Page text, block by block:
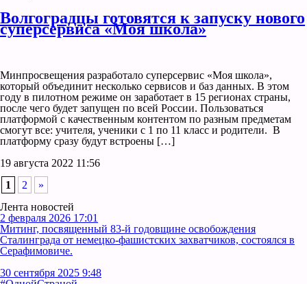
Волгоградцы готовятся к запуску нового
суперсервиса «Моя школа»
Минпросвещения разработало суперсервис «Моя школа»,
который объединит несколько сервисов и баз данных. В этом
году в пилотном режиме он заработает в 15 регионах страны,
после чего будет запущен по всей России. Пользоваться
платформой с качественным контентом по разным предметам
смогут все: учителя, ученики с 1 по 11 класс и родители. В
платформу сразу будут встроены […]
19 августа 2022 11:56
1
2
»
Лента новостей
2 февраля 2026 17:01
Митинг, посвященный 83-й годовщине освобождения
Сталинграда от немецко-фашистских захватчиков, состоялся в
Серафимовиче.
30 сентября 2025 9:48